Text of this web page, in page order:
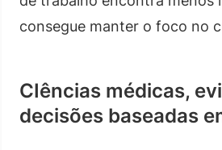
consegue manter o foco no
CIências médicas,
decisões baseadas